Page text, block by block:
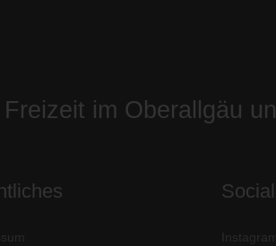
im Oberallgäu
Social